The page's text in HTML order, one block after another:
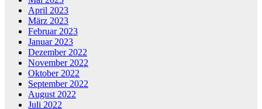
April 2023
März 2023
Februar 2023
Januar 2023
Dezember 2022
November 2022
Oktober 2022
September 2022
August 2022
Juli 2022